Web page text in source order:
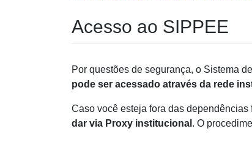
Acesso ao SIPPEE
Por questões de segurança, o Sistema
pode ser acessado através da rede
Caso você esteja fora das
dar via Proxy institucional . O